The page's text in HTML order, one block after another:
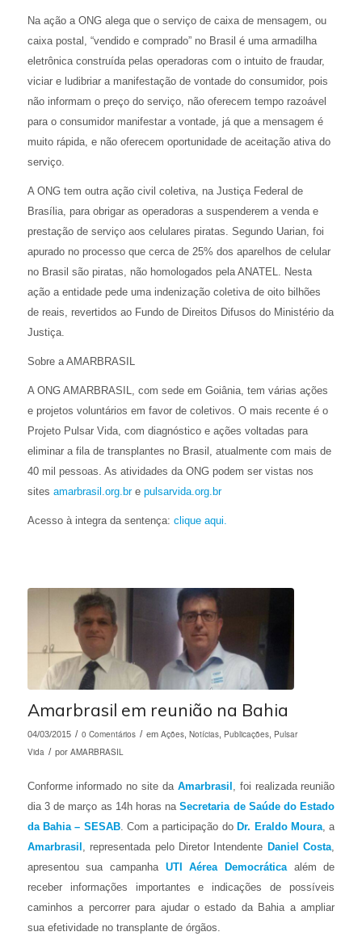
Na ação a ONG alega que o serviço de caixa de mensagem, ou
caixa postal, “vendido e comprado” no Brasil é uma armadilha
eletrônica construída pelas operadoras com o intuito de fraudar,
viciar e ludibriar a manifestação de vontade do consumidor, pois
não informam o preço do serviço, não oferecem tempo razoável
para o consumidor manifestar a vontade, já que a mensagem é
muito rápida, e não oferecem oportunidade de aceitação ativa do
serviço.
A ONG tem outra ação civil coletiva, na Justiça Federal de
Brasília, para obrigar as operadoras a suspenderem a venda e
prestação de serviço aos celulares piratas. Segundo Uarian, foi
apurado no processo que cerca de 25% dos aparelhos de celular
no Brasil são piratas, não homologados pela ANATEL. Nesta
ação a entidade pede uma indenização coletiva de oito bilhões
de reais, revertidos ao Fundo de Direitos Difusos do Ministério da
Justiça.
Sobre a AMARBRASIL
A ONG AMARBRASIL, com sede em Goiânia, tem várias ações
e projetos voluntários em favor de coletivos. O mais recente é o
Projeto Pulsar Vida, com diagnóstico e ações voltadas para
eliminar a fila de transplantes no Brasil, atualmente com mais de
40 mil pessoas. As atividades da ONG podem ser vistas nos
sites amarbrasil.org.bre pulsarvida.org.br
Acesso à integra da sentença: clique aqui.
Amarbrasil em reunião na Bahia
04/03/2015 / 0 Comentários / em Ações, Notícias, Publicações, Pulsar
Vida / por AMARBRASIL
Conforme informado no site da Amarbrasil
, foi realizada reunião
dia 3 de março as 14h horas na Secretaria de Saúde do Estado
da Bahia – SESAB. Com a participação do Dr. Eraldo Moura, a
Amarbrasil
, representada pelo Diretor Intendente Daniel Costa
apresentou sua campanha UTI Aérea Democrática além de
receber informações importantes e indicações de possíveis
caminhos a percorrer para ajudar o estado da Bahia a ampliar
sua efetividade no transplante de órgãos.